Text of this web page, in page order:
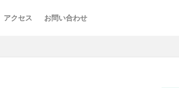
アクセス お問い合わせ